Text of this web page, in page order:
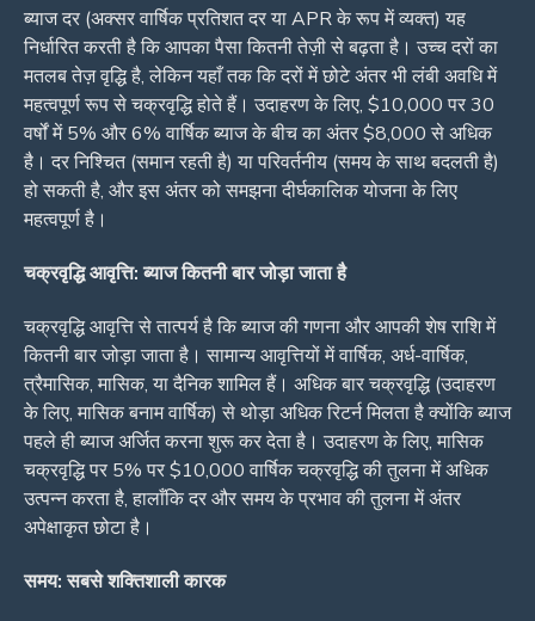
ब्याज दर (अक्सर वार्षिक प्रतिशत दर या APR के रूप में व्यक्त) यह
निर्धारित करती है कि आपका पैसा कितनी तेज़ी से बढ़ता है। उच्च दरों का
मतलब तेज़ वृद्धि है, लेकिन यहाँ तक कि दरों में छोटे अंतर भी लंबी अवधि में
महत्वपूर्ण रूप से चक्रवृद्धि होते हैं। उदाहरण के लिए, $10,000 पर 30
वर्षों में 5% और 6% वार्षिक ब्याज के बीच का अंतर $8,000 से अधिक
है। दर निश्चित (समान रहती है) या परिवर्तनीय (समय के साथ बदलती है)
हो सकती है, और इस अंतर को समझना दीर्घकालिक योजना के लिए
महत्वपूर्ण है।
चक्रवृद्धि आवृत्ति: ब्याज कितनी बार जोड़ा जाता है
चक्रवृद्धि आवृत्ति से तात्पर्य है कि ब्याज की गणना और आपकी शेष राशि में
कितनी बार जोड़ा जाता है। सामान्य आवृत्तियों में वार्षिक, अर्ध-वार्षिक,
त्रैमासिक, मासिक, या दैनिक शामिल हैं। अधिक बार चक्रवृद्धि (उदाहरण
के लिए, मासिक बनाम वार्षिक) से थोड़ा अधिक रिटर्न मिलता है क्योंकि ब्याज
पहले ही ब्याज अर्जित करना शुरू कर देता है। उदाहरण के लिए, मासिक
चक्रवृद्धि पर 5% पर $10,000 वार्षिक चक्रवृद्धि की तुलना में अधिक
उत्पन्न करता है, हालाँकि दर और समय के प्रभाव की तुलना में अंतर
अपेक्षाकृत छोटा है।
समय: सबसे शक्तिशाली कारक